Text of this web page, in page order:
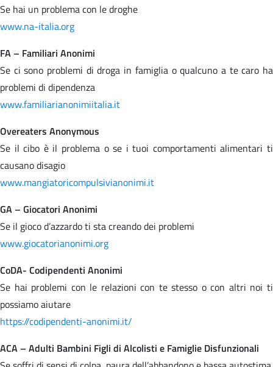
Se hai un problema con le droghe
www.na-italia.org
FA – Familiari Anonimi
Se ci sono problemi di droga in famiglia o qualcuno a te caro ha
problemi di dipendenza
www.familiarianonimiitalia.it
Overeaters Anonymous
Se il cibo è il problema o se i tuoi comportamenti alimentari ti
causano disagio
www.mangiatoricompulsivianonimi.it
GA – Giocatori Anonimi
Se il gioco d’azzardo ti sta creando dei problemi
www.giocatorianonimi.org
CoDA- Codipendenti Anonimi
Se hai problemi con le relazioni con te stesso o con altri noi ti
possiamo aiutare
https://codipendenti-anonimi.it/
ACA – Adulti Bambini Figli di Alcolisti e Famiglie Disfunzionali